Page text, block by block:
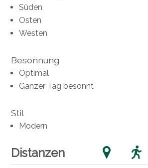
Süden
Osten
Westen
Besonnung
Optimal
Ganzer Tag besonnt
Stil
Modern
Distanzen